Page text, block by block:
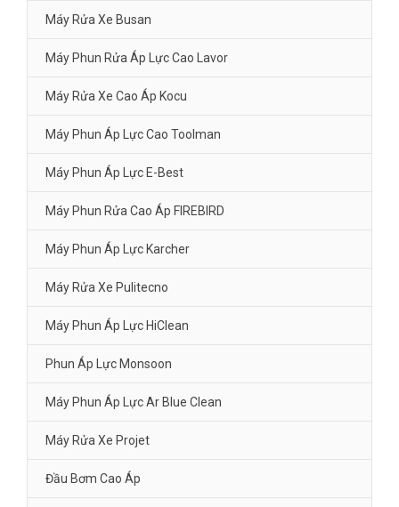
Máy Rửa Xe Busan
Máy Phun Rửa Áp Lực Cao Lavor
Máy Rửa Xe Cao Áp Kocu
Máy Phun Áp Lực Cao Toolman
Máy Phun Áp Lực E-Best
Máy Phun Rửa Cao Áp FIREBIRD
Máy Phun Áp Lực Karcher
Máy Rửa Xe Pulitecno
Máy Phun Áp Lực HiClean
Phun Áp Lực Monsoon
Máy Phun Áp Lực Ar Blue Clean
Máy Rửa Xe Projet
Đầu Bơm Cao Áp